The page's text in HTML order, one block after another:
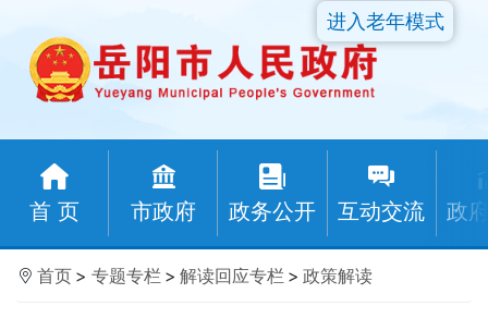
首 页 市政府 政务公开 互动交流 政
进入老年模式
首页 > 专题专栏 > 解读回应专栏 > 政策解读